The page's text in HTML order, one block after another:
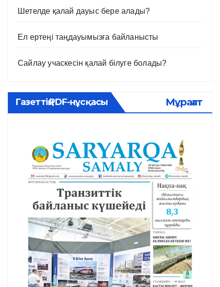
Шетелде қалай дауыс бере алады?
Ел ертеңі таңдауымызға байланысты
Сайлау учаскесін қалай білуге болады?
Газеттің PDF-нұсқасы Мұрағат